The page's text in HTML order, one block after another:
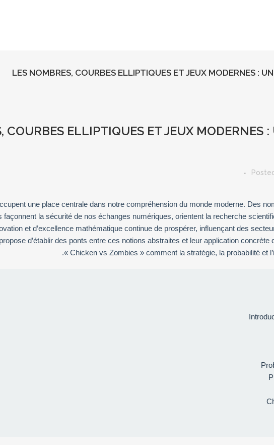
LES NOMBRES, COURBES ELLIPTIQUES ET JEUX MODERNES :
COURBES ELLIPTIQUES ET JEUX MODERNES
une place centrale dans notre compréhension du monde moderne. Des
la sécurité de nos échanges numériques, orientent la recherche
et d’excellence mathématique continue de prospérer, influençant des
d’établir des ponts entre ces notions abstraites et leur application
« Chicken vs Zombies » comment la stratégie, la probabilité et